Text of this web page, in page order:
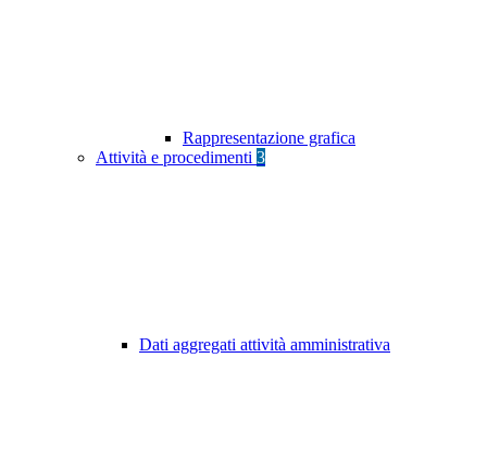
Rappresentazione grafica
Attività e procedimenti 3
Dati aggregati attività amministrativa